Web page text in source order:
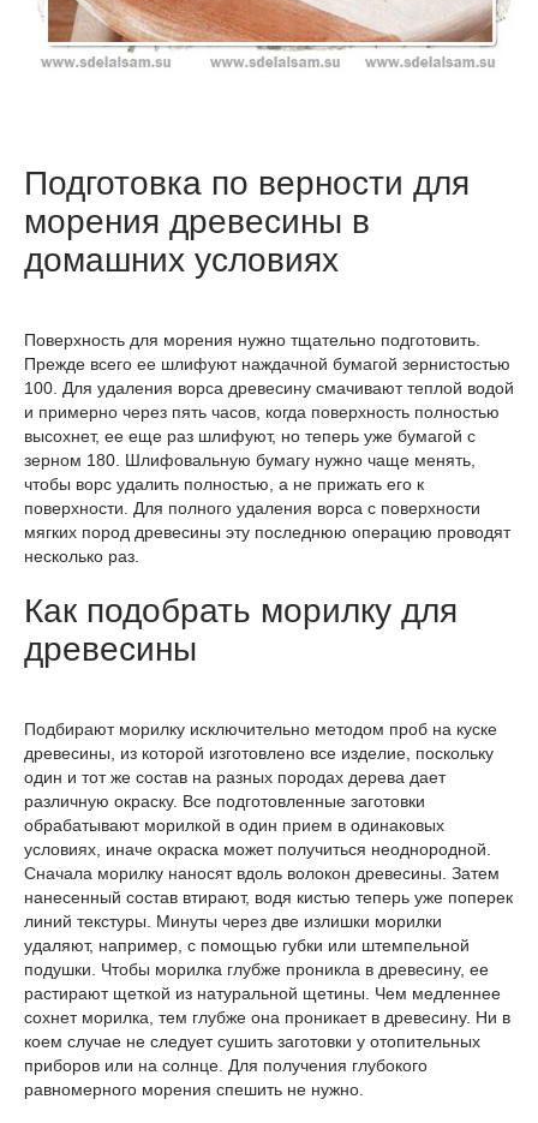
Подготовка по верности для
морения древесины в
домашних условиях
Поверхность для морения нужно тщательно подготовить.
Прежде всего ее шлифуют наждачной бумагой зернистостью
100. Для удаления ворса древесину смачивают теплой водой
и примерно через пять часов, когда поверхность полностью
высохнет, ее еще раз шлифуют, но теперь уже бумагой с
зерном 180. Шлифовальную бумагу нужно чаще менять,
чтобы ворс удалить полностью, а не прижать его к
поверхности. Для полного удаления ворса с поверхности
мягких пород древесины эту последнюю операцию проводят
несколько раз.
Как подобрать морилку для
древесины
Подбирают морилку исключительно методом проб на куске
древесины, из которой изготовлено все изделие, поскольку
один и тот же состав на разных породах дерева дает
различную окраску. Все подготовленные заготовки
обрабатывают морилкой в один прием в одинаковых
условиях, иначе окраска может получиться неоднородной.
Сначала морилку наносят вдоль волокон древесины. Затем
нанесенный состав втирают, водя кистью теперь уже поперек
линий текстуры. Минуты через две излишки морилки
удаляют, например, с помощью губки или штемпельной
подушки. Чтобы морилка глубже проникла в древесину, ее
растирают щеткой из натуральной щетины. Чем медленнее
сохнет морилка, тем глубже она проникает в древесину. Ни в
коем случае не следует сушить заготовки у отопительных
приборов или на солнце. Для получения глубокого
равномерного морения спешить не нужно.